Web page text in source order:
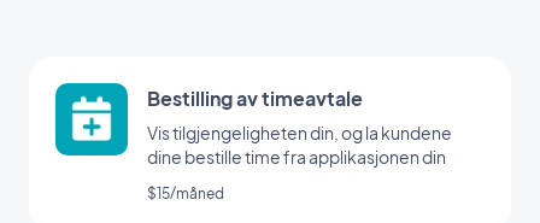
Bestilling av timeavtale
Vis tilgjengeligheten din, og la kundene
dine bestille time fra applikasjonen din
$15/måned